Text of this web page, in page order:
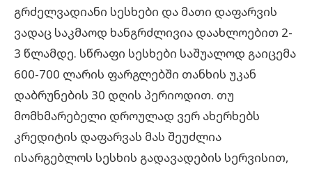
გრძელვადიანი სესხები და მათი დაფარვის
ვადაც საკმაოდ ხანგრძლივია დაახლოებით 2-
3 წლამდე. სწრაფი სესხები საშუალოდ გაიცემა
600-700 ლარის ფარგლებში თანხის უკან
დაბრუნების 30 დღის პერიოდით. თუ
მომხმარებელი დროულად ვერ ახერხებს
კრედიტის დაფარვას მას შეუძლია
ისარგებლოს სესხის გადავადების სერვისით,